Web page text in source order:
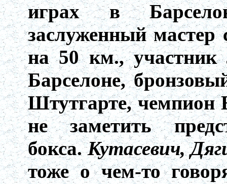
играх в
заслуженный мастер
на 50 км.,
Барселоне,
Штутгарте, чемпион
не заметить
бокса.Кутасевич,
тоже о чем-то